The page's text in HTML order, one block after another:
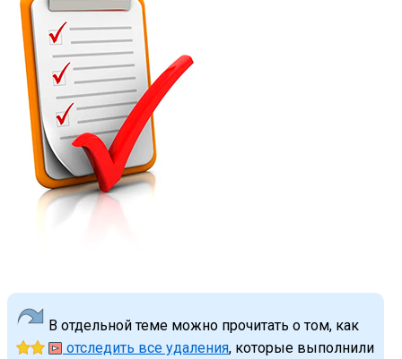
В отдельной теме можно прочитать о том, как
отследить все удаления, которые выполнили